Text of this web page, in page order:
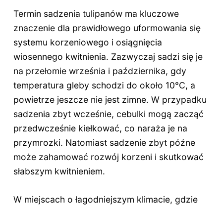
Termin sadzenia tulipanów ma kluczowe
znaczenie dla prawidłowego uformowania się
systemu korzeniowego i osiągnięcia
wiosennego kwitnienia. Zazwyczaj sadzi się je
na przełomie września i października, gdy
temperatura gleby schodzi do około 10°C, a
powietrze jeszcze nie jest zimne. W przypadku
sadzenia zbyt wcześnie, cebulki mogą zacząć
przedwcześnie kiełkować, co naraża je na
przymrozki. Natomiast sadzenie zbyt późne
może zahamować rozwój korzeni i skutkować
słabszym kwitnieniem.
W miejscach o łagodniejszym klimacie, gdzie